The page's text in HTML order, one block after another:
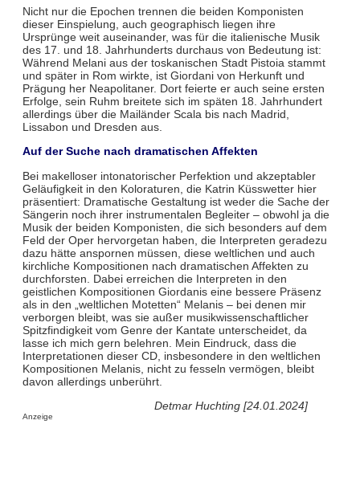
Nicht nur die Epochen trennen die beiden Komponisten
dieser Einspielung, auch geographisch liegen ihre
Ursprünge weit auseinander, was für die italienische Musik
des 17. und 18. Jahrhunderts durchaus von Bedeutung ist:
Während Melani aus der toskanischen Stadt Pistoia stammt
und später in Rom wirkte, ist Giordani von Herkunft und
Prägung her Neapolitaner. Dort feierte er auch seine ersten
Erfolge, sein Ruhm breitete sich im späten 18. Jahrhundert
allerdings über die Mailänder Scala bis nach Madrid,
Lissabon und Dresden aus.
Auf der Suche nach dramatischen Affekten
Bei makelloser intonatorischer Perfektion und akzeptabler
Geläufigkeit in den Koloraturen, die Katrin Küsswetter hier
präsentiert: Dramatische Gestaltung ist weder die Sache der
Sängerin noch ihrer instrumentalen Begleiter – obwohl ja die
Musik der beiden Komponisten, die sich besonders auf dem
Feld der Oper hervorgetan haben, die Interpreten geradezu
dazu hätte anspornen müssen, diese weltlichen und auch
kirchliche Kompositionen nach dramatischen Affekten zu
durchforsten. Dabei erreichen die Interpreten in den
geistlichen Kompositionen Giordanis eine bessere Präsenz
als in den „weltlichen Motetten“ Melanis – bei denen mir
verborgen bleibt, was sie außer musikwissenschaftlicher
Spitzfindigkeit vom Genre der Kantate unterscheidet, da
lasse ich mich gern belehren. Mein Eindruck, dass die
Interpretationen dieser CD, insbesondere in den weltlichen
Kompositionen Melanis, nicht zu fesseln vermögen, bleibt
davon allerdings unberührt.
Detmar Huchting [24.01.2024]
Anzeige